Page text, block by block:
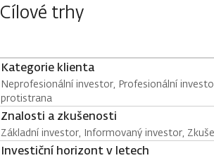
Cílové trhy
Kategorie klienta
Neprofesionální investor, Profesionální
protistrana
Znalosti a zkušenosti
Základní investor, Informovaný investor,
Investiční horizont v letech